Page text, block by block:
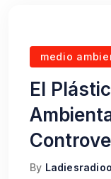
medio
El
By